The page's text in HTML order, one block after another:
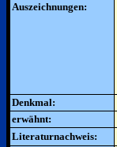
Auszeichnungen:
Denkmal:
erwähnt:
Literaturnachweis: